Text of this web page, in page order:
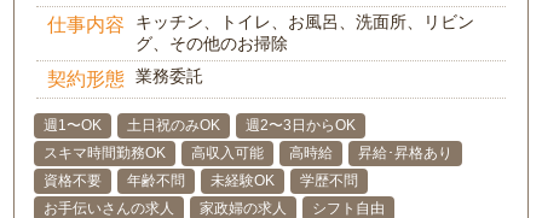
仕事内容
キッチン、トイレ、お風呂、洗面所、リビン
グ、その他のお掃除
契約形態 業務委託
週1〜OK 土日祝のみOK
週2〜3日からOK
スキマ時間勤務OK
高収入可能 高時給
昇給･昇格あり
資格不要
年齢不問 未経験OK
学歴不問
お手伝いさんの求人
家政婦の求人
シフト自由